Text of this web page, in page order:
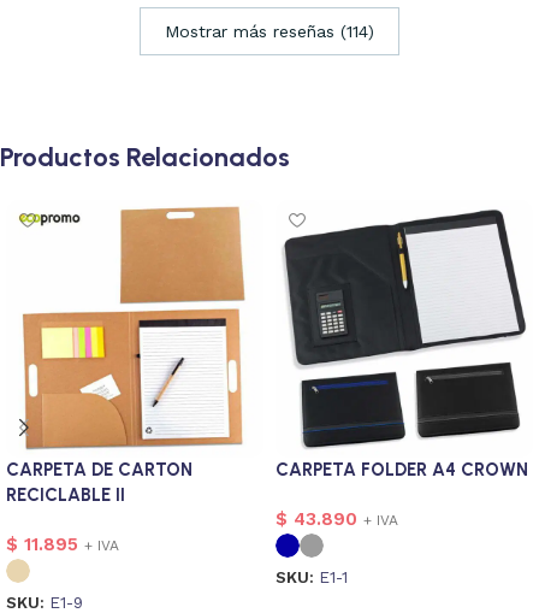
Mostrar más reseñas (114)
Productos Relacionados
CARPETA DE CARTON
RECICLABLE II
$ 11.895 + IVA
SKU: E1-9
CARPETA FOLDER A4 CROWN
$ 43.890 + IVA
SKU: E1-1